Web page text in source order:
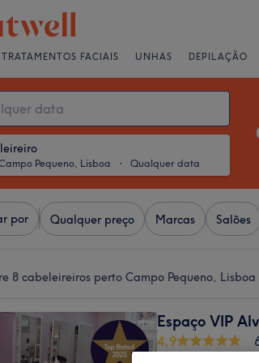
TRATAMENTOS FACIAIS UNHAS DEPILAÇÃO
Pequeno, Lisboa ・ Qualquer data
por Qualquer preço Marcas Salões
8 cabeleireiros perto Campo Pequeno, Lisboa
Espaço VIP
4,9